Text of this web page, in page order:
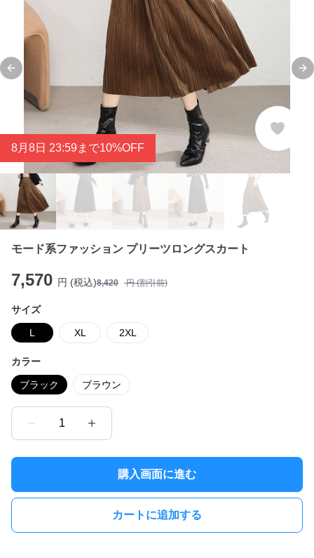
Previous slide
8月 8日 23:59まで10%OFF
モード系ファッション プリーツロングスカート
7,570 円 (税込)8,420 円 (割引前)
サイズ
L XL 2XL
カラー
ブラック ブラウン
1
購入画面に進む
カートに追加する